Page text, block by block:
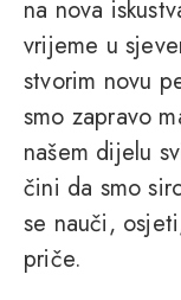
na nova
vrijeme u
stvorim novu
smo zapravo
našem dijelu
čini da smo
se nauči,
priče.